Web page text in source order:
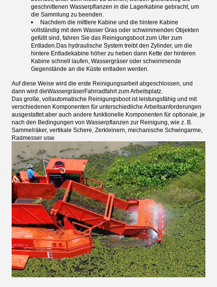
geschnittenen Wasserpflanzen in die Lagerkabine gebracht, um
die Sammlung zu beenden.
Nachdem die mittlere Kabine und die hintere Kabine
vollständig mit dem Wasser Gras oder schwimmenden Objekten
gefüllt sind, fahren Sie das Reinigungsboot zum Ufer zum
Entladen.Das hydraulische System treibt den Zylinder, um die
hintere Entladekabine höher zu heben dann Kette der hinteren
Kabine schnell laufen, Wassergräser oder schwimmende
Gegenstände an die Küste entladen werden.
Auf diese Weise wird die erste Reinigungsarbeit abgeschlossen, und
dann wird dieWassergräserFahrradfahrt zum Arbeitsplatz.
Das große, vollautomatische Reinigungsboot ist leistungsfähig und mit
verschiedenen Komponenten für unterschiedliche Arbeitsanforderungen
ausgestattet.aber auch andere funktionelle Komponenten für optionale, je
nach den Bedingungen von Wasserpflanzen zur Reinigung, wie z. B.
Sammelräker, vertikale Schere, Zerkleinern, mechanische Schwingarme,
Radmesser usw.